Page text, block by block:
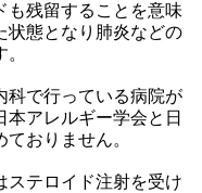
も残留することを意味
状態となり肺炎などの
科で行っている病院が
アレルギー学会と日
おりません。
ステロイド注射を受け